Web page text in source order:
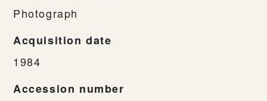
Photograph
Acquisition date
1984
Accession number